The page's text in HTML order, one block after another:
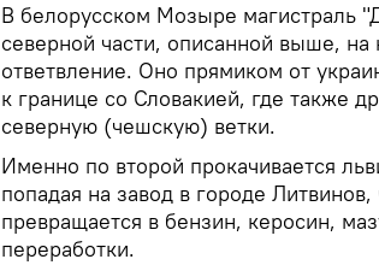
В белорусском Мозыре магистраль
северной части, описанной выше, на
ответвление. Оно прямиком от
к границе со Словакией, где также
северную (чешскую) ветки.
Именно по второй прокачивается
попадая на завод в городе
превращается в бензин, керосин,
переработки.